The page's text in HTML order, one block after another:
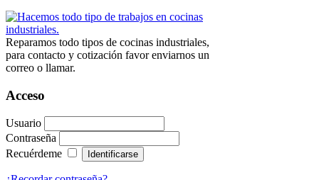
Reparamos todo tipos de cocinas industriales,
para contacto y cotización favor enviarnos un
correo o llamar.
Acceso
Usuario
Contraseña
Recuérdeme